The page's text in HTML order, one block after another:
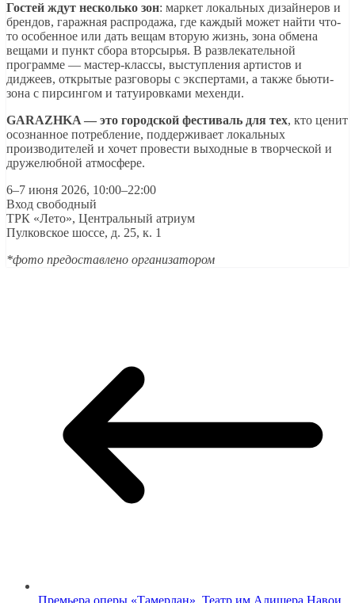
Гостей ждут несколько зон: маркет локальных дизайнеров и
брендов, гаражная распродажа, где каждый может найти что-
то особенное или дать вещам вторую жизнь, зона обмена
вещами и пункт сбора вторсырья. В развлекательной
программе — мастер-классы, выступления артистов и
диджеев, открытые разговоры с экспертами, а также бьюти-
зона с пирсингом и татуировками мехенди.
GARAZHKA — это городской фестиваль для тех, кто ценит
осознанное потребление, поддерживает локальных
производителей и хочет провести выходные в творческой и
дружелюбной атмосфере.
6–7 июня 2026, 10:00–22:00
Вход свободный
ТРК «Лето», Центральный атриум
Пулковское шоссе, д. 25, к. 1
*фото предоставлено организатором